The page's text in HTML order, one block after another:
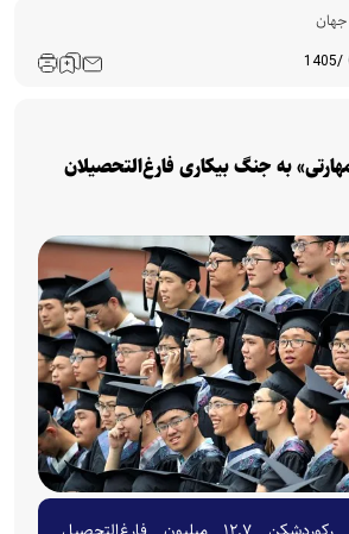
به جنگ بیکاری فارغ‌التحصیلان